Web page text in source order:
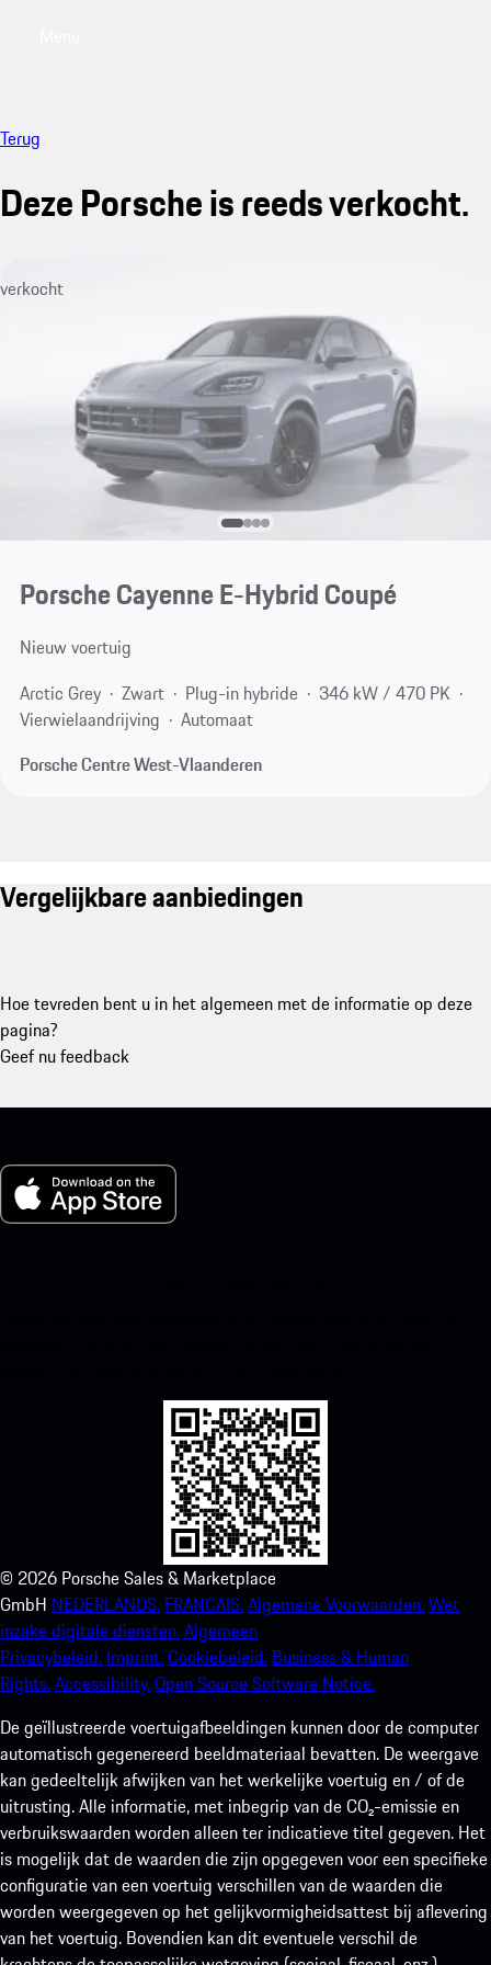
Terug
Deze Porsche is reeds verkocht.
verkocht
Porsche Cayenne E-Hybrid Coupé
Nieuw voertuig
Arctic Grey
Zwart Plug-in hybride
346 kW / 470 PK
Vierwielaandrijving
Automaat
Porsche Centre West-Vlaanderen
Vergelijkbare aanbiedingen
Hoe tevreden bent u in het algemeen met de informatie op deze
pagina?
Geef nu feedback
© 2026 Porsche Sales & Marketplace
GmbH NEDERLANDS. FRANCAIS.Algemene Voorwaarden.Wet
inzake digitale diensten.Algemeen
Privacybeleid. Imprint.Cookiebeleid. Business & Human
Rights.Accessibility.Open Source Software Notice.
De geïllustreerde voertuigafbeeldingen kunnen door de computer
automatisch gegenereerd beeldmateriaal bevatten. De weergave
kan gedeeltelijk afwijken van het werkelijke voertuig en / of de
uitrusting. Alle informatie, met inbegrip van de CO₂-emissie en
verbruikswaarden worden alleen ter indicatieve titel gegeven. Het
is mogelijk dat de waarden die zijn opgegeven voor een specifieke
configuratie van een voertuig verschillen van de waarden die
worden weergegeven op het gelijkvormigheidsattest bij aflevering
van het voertuig. Bovendien kan dit eventuele verschil de